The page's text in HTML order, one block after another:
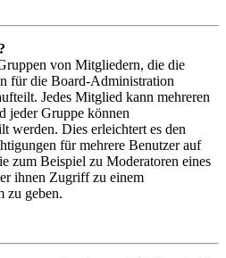
von Mitgliedern, die die
für die Board-Administration
Jedes Mitglied kann mehreren
jeder Gruppe können
werden. Dies erleichtert es den
für mehrere Benutzer auf
zum Beispiel zu Moderatoren eines
ihnen Zugriff zu einem
zu geben.